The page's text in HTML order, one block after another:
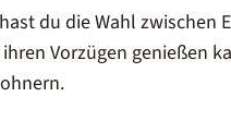
du die Wahl
Vorzügen genießen